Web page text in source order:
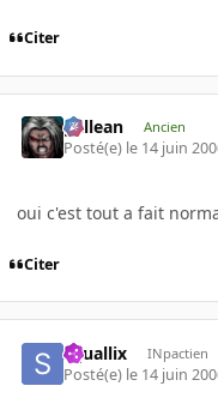
Citer
gallean Ancien
Posté(e) le 14 juin
oui c'est tout a fait
Citer
squallix INpactien
Posté(e) le 14 juin